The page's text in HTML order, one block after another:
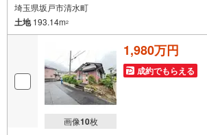
埼玉県坂戸市清水町
土地193.14m2
画像10枚
1,980万円
成約でもらえる